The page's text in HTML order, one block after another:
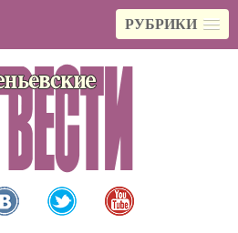
РУБРИКИ